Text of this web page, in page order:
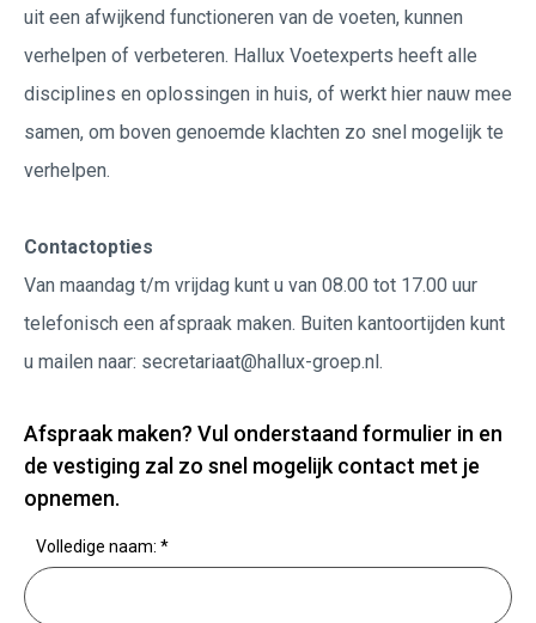
uit een afwijkend functioneren van de voeten, kunnen
verhelpen of verbeteren. Hallux Voetexperts heeft alle
disciplines en oplossingen in huis, of werkt hier nauw mee
samen, om boven genoemde klachten zo snel mogelijk te
verhelpen.
Contactopties
Van maandag t/m vrijdag kunt u van 08.00 tot 17.00 uur
telefonisch een afspraak maken. Buiten kantoortijden kunt
u mailen naar: secretariaat@hallux-groep.nl.
Afspraak maken? Vul onderstaand formulier in en
de vestiging zal zo snel mogelijk contact met je
opnemen.
Volledige naam: *